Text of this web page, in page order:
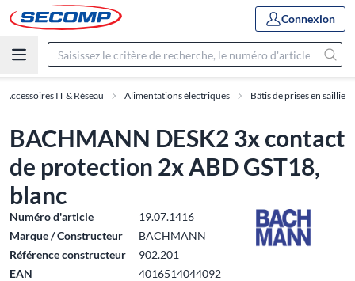
Connexion
Accessoires IT & Réseau Alimentations électriques Bâtis de prises en saillie
BACHMANN DESK2 3x contact
de protection 2x ABD GST18,
blanc
Numéro d'article
19.07.1416
Marque / Constructeur
BACHMANN
Référence constructeur
902.201
EAN
4016514044092